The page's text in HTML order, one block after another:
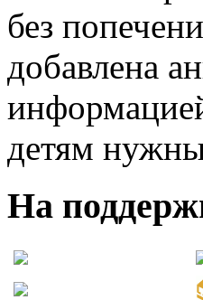
без
добавлена
детям
На